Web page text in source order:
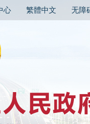
心 繁體中文 无障